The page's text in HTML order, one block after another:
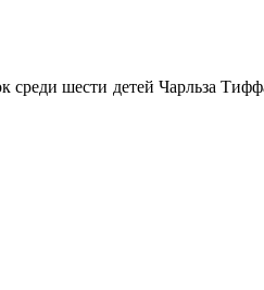
шести детей Чарльза